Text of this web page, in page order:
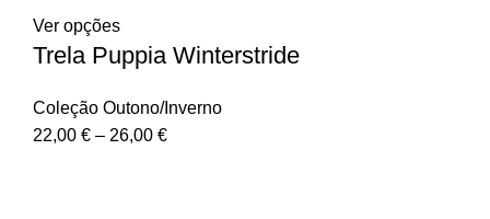
Ver opções
Trela Puppia Winterstride
Coleção Outono/Inverno
22,00 € – 26,00 €